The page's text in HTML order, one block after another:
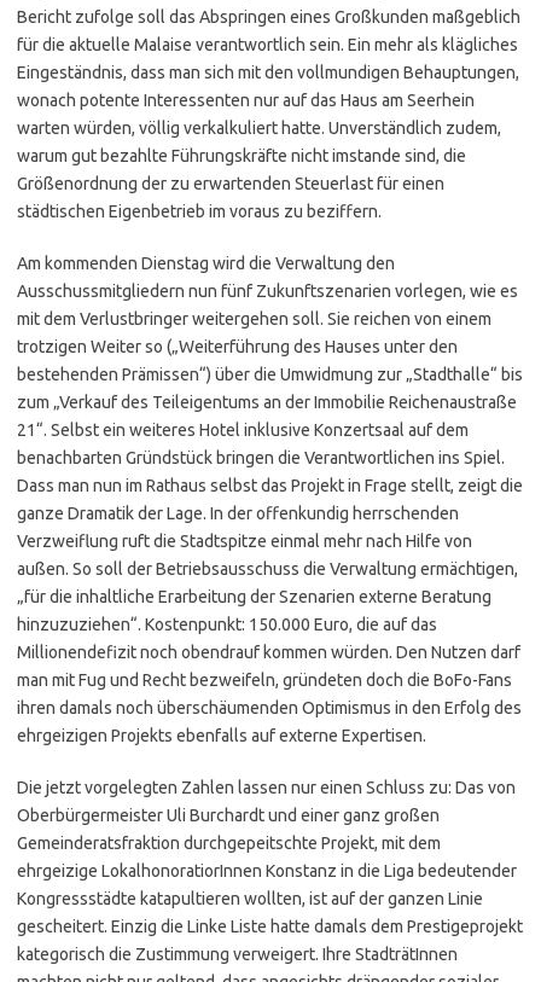
Bericht zufolge soll das Abspringen eines Großkunden maßgeblich
für die aktuelle Malaise verantwortlich sein. Ein mehr als klägliches
Eingeständnis, dass man sich mit den vollmundigen Behauptungen,
wonach potente Interessenten nur auf das Haus am Seerhein
warten würden, völlig verkalkuliert hatte. Unverständlich zudem,
warum gut bezahlte Führungskräfte nicht imstande sind, die
Größenordnung der zu erwartenden Steuerlast für einen
städtischen Eigenbetrieb im voraus zu beziffern.
Am kommenden Dienstag wird die Verwaltung den
Ausschussmitgliedern nun fünf Zukunftszenarien vorlegen, wie es
mit dem Verlustbringer weitergehen soll. Sie reichen von einem
trotzigen Weiter so („Weiterführung des Hauses unter den
bestehenden Prämissen“) über die Umwidmung zur „Stadthalle“ bis
zum „Verkauf des Teileigentums an der Immobilie Reichenaustraße
21“. Selbst ein weiteres Hotel inklusive Konzertsaal auf dem
benachbarten Gründstück bringen die Verantwortlichen ins Spiel.
Dass man nun im Rathaus selbst das Projekt in Frage stellt, zeigt die
ganze Dramatik der Lage. In der offenkundig herrschenden
Verzweiflung ruft die Stadtspitze einmal mehr nach Hilfe von
außen. So soll der Betriebsausschuss die Verwaltung ermächtigen,
„für die inhaltliche Erarbeitung der Szenarien externe Beratung
hinzuzuziehen“. Kostenpunkt: 150.000 Euro, die auf das
Millionendefizit noch obendrauf kommen würden. Den Nutzen darf
man mit Fug und Recht bezweifeln, gründeten doch die BoFo-Fans
ihren damals noch überschäumenden Optimismus in den Erfolg des
ehrgeizigen Projekts ebenfalls auf externe Expertisen.
Die jetzt vorgelegten Zahlen lassen nur einen Schluss zu: Das von
Oberbürgermeister Uli Burchardt und einer ganz großen
Gemeinderatsfraktion durchgepeitschte Projekt, mit dem
ehrgeizige LokalhonoratiorInnen Konstanz in die Liga bedeutender
Kongressstädte katapultieren wollten, ist auf der ganzen Linie
gescheitert. Einzig die Linke Liste hatte damals dem Prestigeprojekt
kategorisch die Zustimmung verweigert. Ihre StadträtInnen